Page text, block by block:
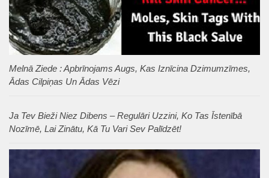
Melnā Ziede : Apbrīnojams Augs, Kas Iznīcina Dzimumzīmes,
Ādas Cilpiņas Un Ādas Vēzi
Ja Tev Bieži Niez Dibens – Regulāri Uzzini, Ko Tas Īstenībā
Nozīmē, Lai Zinātu, Kā Tu Vari Sev Palīdzēt!